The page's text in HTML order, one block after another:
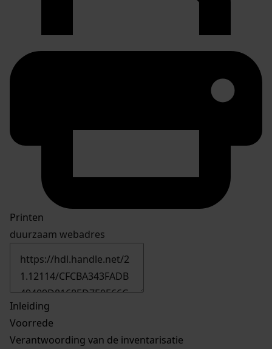
Printen
duurzaam webadres
Inleiding
Voorrede
Verantwoording van de inventarisatie